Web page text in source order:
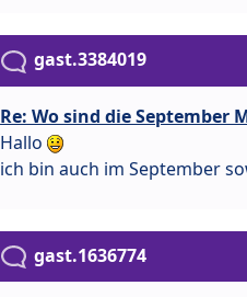
gast.3384019
Re: Wo sind die September
Hallo
ich bin auch im September
gast.1636774